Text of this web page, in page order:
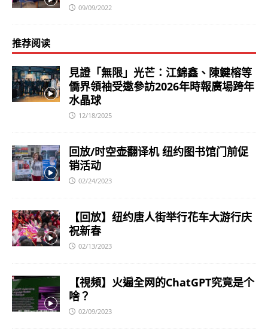
09/09/2022
推荐阅读
見證「無限」光芒：江錦鑫、陳鍵榕等
僑界領袖受邀參訪2026年時報廣場跨年
水晶球
12/18/2025
回放/时空壶翻译机 纽约图书馆门前促
销活动
02/24/2023
【回放】纽约唐人街举行花车大游行庆
祝新春
02/13/2023
【視頻】火遍全网的ChatGPT究竟是个
啥？
02/09/2023